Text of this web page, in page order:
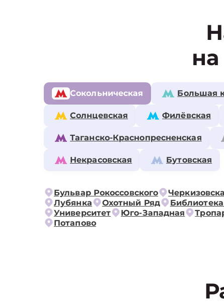
Сокольническая Большая
Солнцевская Филёвская
Таганско-Краснопресненская
Некрасовская Бутовская
Бульвар Рокоссовского
Лубянка
Охотный Ряд
Университет
Юго-Западная
Потапово